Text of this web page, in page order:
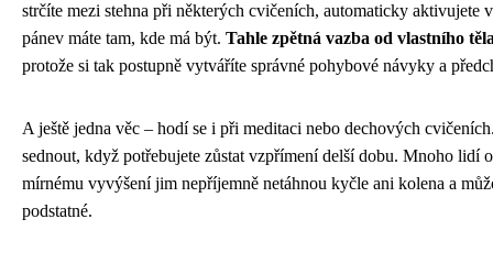
strčíte mezi stehna při některých cvičeních, automaticky aktivujete
pánev máte tam, kde má být. Tahle zpětná vazba od vlastního
protože si tak postupně vytváříte správné pohybové návyky a
A ještě jedna věc – hodí se i při meditaci nebo dechových
sednout, když potřebujete zůstat vzpřímení delší dobu. Mnoho lidí
mírnému vyvýšení jim nepříjemně netáhnou kyčle ani kolena a
podstatné.